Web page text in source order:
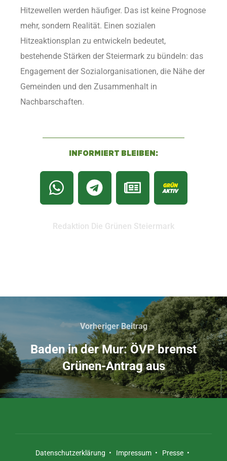
Hitzewellen werden häufiger. Das ist keine Prognose
mehr, sondern Realität. Einen sozialen
Hitzeaktionsplan zu entwickeln bedeutet,
bestehende Stärken der Steiermark zu bündeln: das
Engagement der Sozialorganisationen, die Nähe der
Gemeinden und den Zusammenhalt in
Nachbarschaften.
INFORMIERT BLEIBEN:
Redaktion Die Grünen Steiermark
Vorheriger Beitrag
Baden in der Mur: ÖVP bremst
Grünen-Antrag aus
Datenschutzerklärung Impressum
Presse